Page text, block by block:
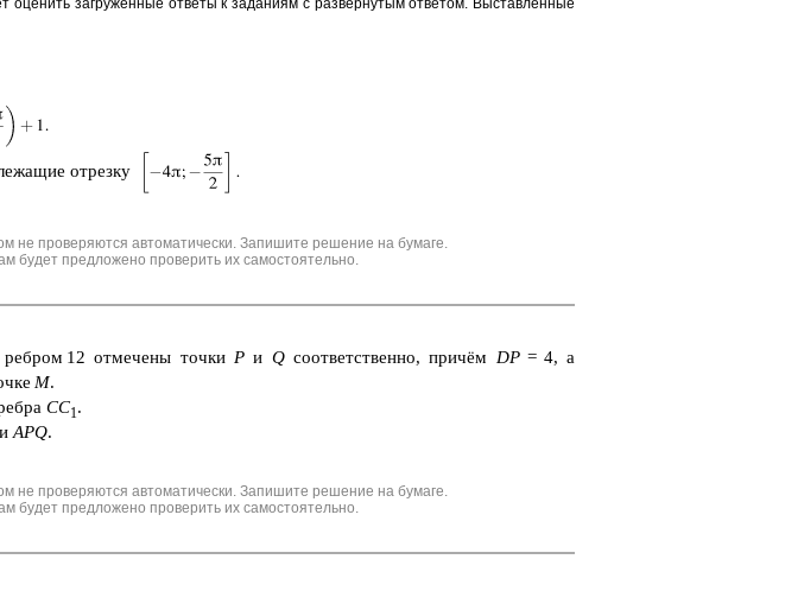
оце­нить за­гру­жен­ные от­ве­ты к за­да­ни­ям с раз­вер­ну­тым от­ве­том. Вы­став­лен­ные
от­рез­ку
не проверяются автоматически. Запишите решение на бумаге.
будет предложено проверить их самостоятельно.
12 от­ме­че­ны точки Ри Qсо­от­вет­ствен­но, причём DP= 4, а
М.
CC1.
APQ.
не проверяются автоматически. Запишите решение на бумаге.
будет предложено проверить их самостоятельно.